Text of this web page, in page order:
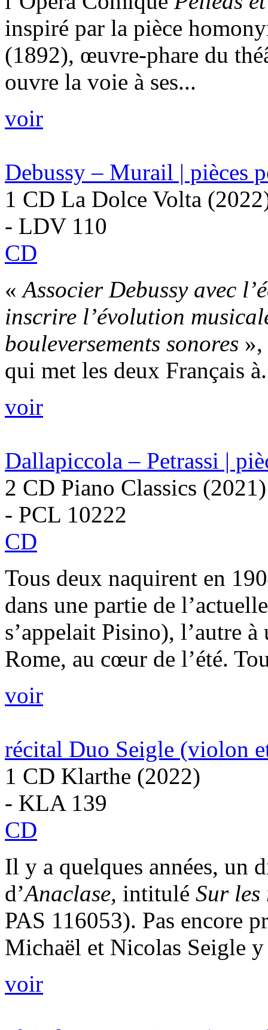
inspiré par la pièce
(1892), œuvre-phare du
ouvre la voie à ses...
voir
Debussy – Murail | pièces
1 CD La Dolce Volta
- LDV 110
CD
«Associer Debussy avec
inscrire l’évolution
bouleversements sonores »,
qui met les deux Français
voir
Dallapiccola – Petrassi |
2 CD Piano Classics (2021)
- PCL 10222
CD
Tous deux naquirent en
dans une partie de
s’appelait Pisino), l’autre
Rome, au cœur de l’été.
voir
récital Duo Seigle (violon
1 CD Klarthe (2022)
- KLA 139
CD
Il y a quelques années, un
d’Anaclase, intitulé Sur les
PAS 116053). Pas encore
Michaël et Nicolas Seigle
voir